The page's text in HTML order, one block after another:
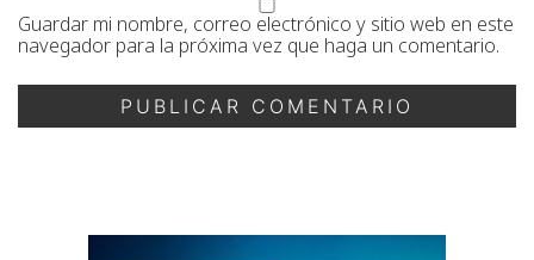
Guardar mi nombre, correo electrónico y sitio web en este
navegador para la próxima vez que haga un comentario.